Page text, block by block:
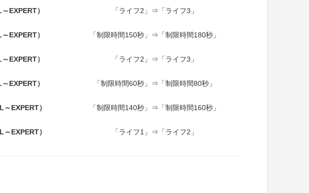
EXPERT） 「ライフ2」⇒「ライフ3」
EXPERT） 「制限時間150秒」⇒「制限時間180秒」
EXPERT） 「ライフ2」⇒「ライフ3」
EXPERT） 「制限時間60秒」⇒「制限時間80秒」
EXPERT） 「制限時間140秒」⇒「制限時間160秒」
EXPERT） 「ライフ1」⇒「ライフ2」